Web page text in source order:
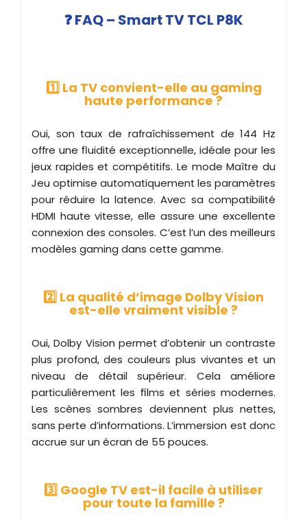
❓ FAQ – Smart TV TCL P8K
1️⃣ La TV convient-elle au gaming
haute performance ?
Oui, son taux de rafraîchissement de 144 Hz
offre une fluidité exceptionnelle, idéale pour les
jeux rapides et compétitifs. Le mode Maître du
Jeu optimise automatiquement les paramètres
pour réduire la latence. Avec sa compatibilité
HDMI haute vitesse, elle assure une excellente
connexion des consoles. C’est l’un des meilleurs
modèles gaming dans cette gamme.
2️⃣ La qualité d’image Dolby Vision
est-elle vraiment visible ?
Oui, Dolby Vision permet d’obtenir un contraste
plus profond, des couleurs plus vivantes et un
niveau de détail supérieur. Cela améliore
particulièrement les films et séries modernes.
Les scènes sombres deviennent plus nettes,
sans perte d’informations. L’immersion est donc
accrue sur un écran de 55 pouces.
3️⃣ Google TV est-il facile à utiliser
pour toute la famille ?